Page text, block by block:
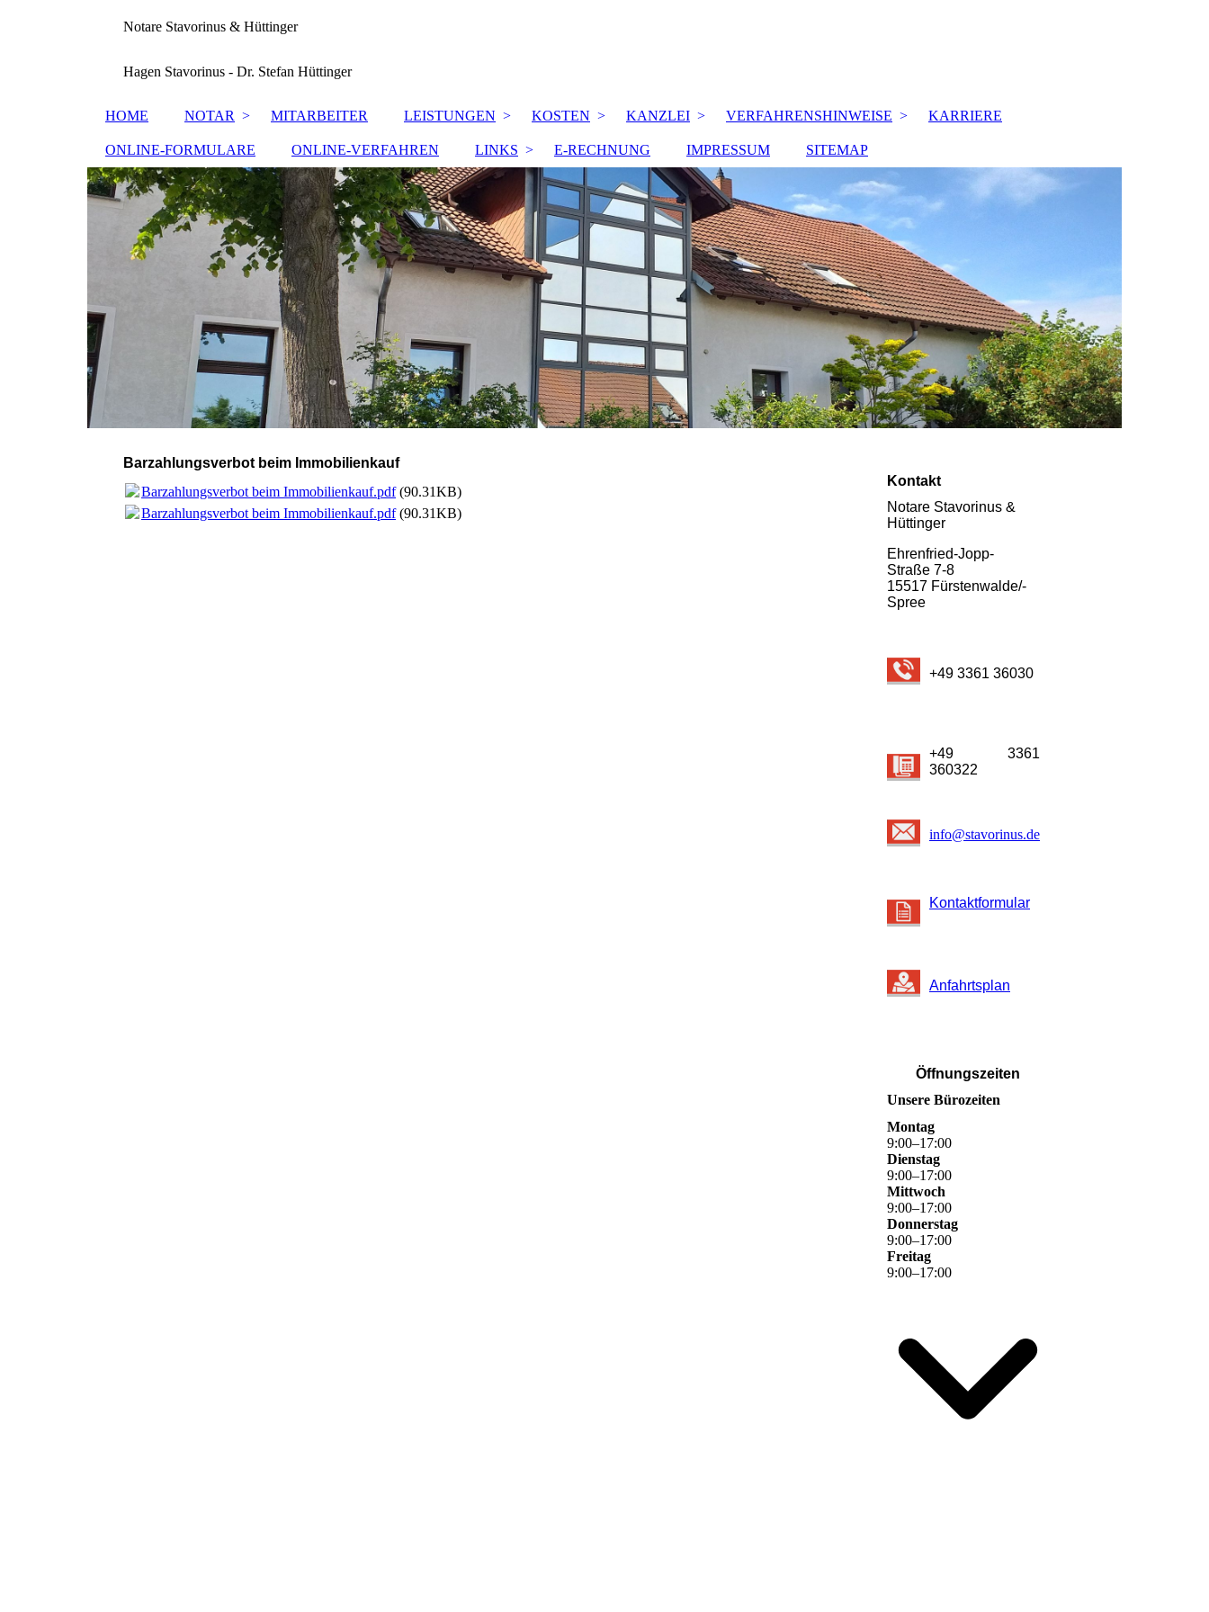
Notare Stavorinus & Hüttinger
Hagen Stavorinus - Dr. Stefan Hüttinger
HOME NOTAR MITARBEITER LEISTUNGEN KOSTEN KANZLEI VERFAHRENSHINWEISE KARRIERE
ONLINE-FORMULARE ONLINE-VERFAHREN LINKS E-RECHNUNG IMPRESSUM SITEMAP
Barzahlungsverbot beim Immobilienkauf
Barzahlungsverbot beim Immobilienkauf.pdf(90.31KB)
Barzahlungsverbot beim Immobilienkauf.pdf(90.31KB)
Kontakt
Notare Stavorinus &
Hüttinger
Ehrenfried-Jopp-
Straße 7-8
15517 Fürsten­walde/­
Spree
+49 3361 36030
+49 3361
360322
info@stavorinus.de
Kontaktformular
Anfahrtsplan
Öffnungszeiten
Unsere Bürozeiten
Montag
9:00–17:00
Dienstag
9:00–17:00
Mittwoch
9:00–17:00
Donnerstag
9:00–17:00
Freitag
9:00–17:00